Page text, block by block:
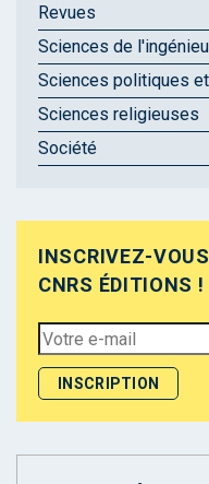
Revues
Sciences de
Sciences politiques
Sciences religieuses
Société
INSCRIVEZ-
CNRS ÉDITIONS !